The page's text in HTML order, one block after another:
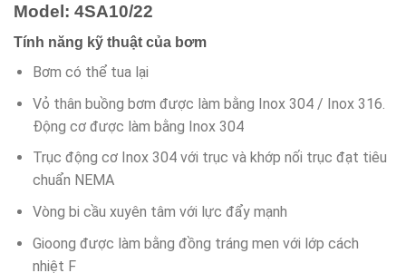
Model: 4SA10/22
Tính năng kỹ thuật của bơm
Bơm có thể tua lại
Vỏ thân buồng bơm được làm bằng Inox 304 / Inox 316.
Động cơ được làm bằng Inox 304
Trục động cơ Inox 304 với trục và khớp nối trục đạt tiêu
chuẩn NEMA
Vòng bi cầu xuyên tâm với lực đẩy mạnh
Gioong được làm bằng đồng tráng men với lớp cách
nhiệt F